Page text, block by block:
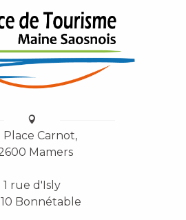
Place Carnot,
Mamers
1 rue d'Isly
Bonnétable